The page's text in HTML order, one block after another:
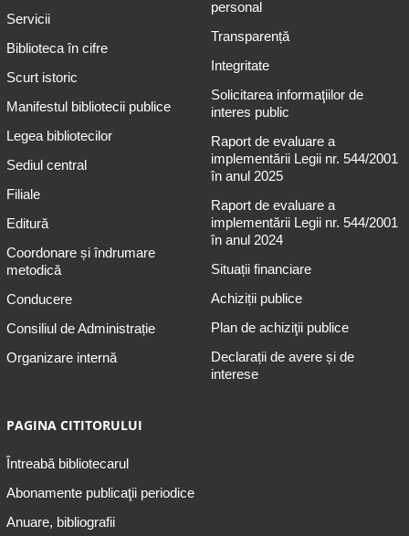
Servicii
Biblioteca în cifre
Scurt istoric
Manifestul bibliotecii publice
Legea bibliotecilor
Sediul central
Filiale
Editură
Coordonare și îndrumare
metodică
Conducere
Consiliul de Administrație
Organizare internă
personal
Transparență
Integritate
Solicitarea informaţiilor de
interes public
Raport de evaluare a
implementării Legii nr. 544/2001
în anul 2025
Raport de evaluare a
implementării Legii nr. 544/2001
în anul 2024
Situații financiare
Achiziții publice
Plan de achiziţii publice
Declarații de avere și de
interese
PAGINA CITITORULUI
Întreabă bibliotecarul
Abonamente publicaţii periodice
Anuare, bibliografii